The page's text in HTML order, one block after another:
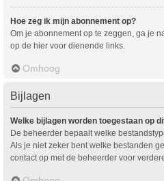
Hoe zeg ik mijn abonnement op?
Om je abonnement op te zeggen, ga je
op de hier voor dienende links.
Omhoog
Bijlagen
Welke bijlagen worden toegestaan op
De beheerder bepaalt welke
Als je niet zeker bent welke bestanden
contact op met de beheerder voor